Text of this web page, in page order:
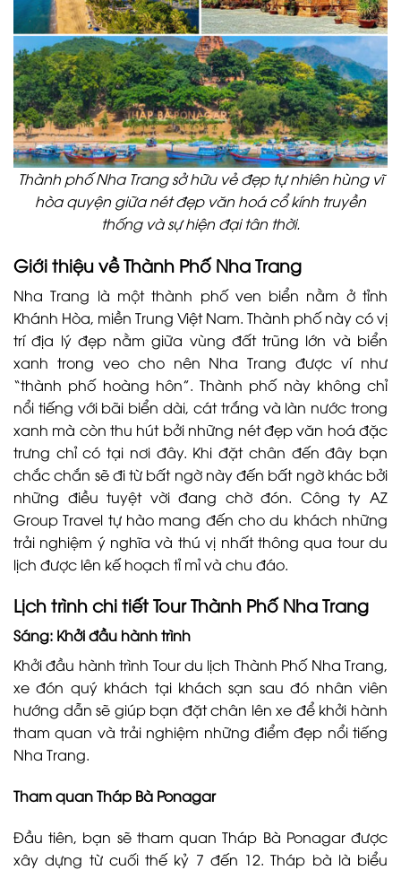
Thành phố Nha Trang sở hữu vẻ đẹp tự nhiên hùng vĩ
hòa quyện giữa nét đẹp văn hoá cổ kính truyền
thống và sự hiện đại tân thời.
Giới thiệu về Thành Phố Nha Trang
Nha Trang là một thành phố ven biển nằm ở tỉnh
Khánh Hòa, miền Trung Việt Nam. Thành phố này có vị
trí địa lý đẹp nằm giữa vùng đất trũng lớn và biển
xanh trong veo cho nên Nha Trang được ví như
“thành phố hoàng hôn”. Thành phố này không chỉ
nổi tiếng với bãi biển dài, cát trắng và làn nước trong
xanh mà còn thu hút bởi những nét đẹp văn hoá đặc
trưng chỉ có tại nơi đây. Khi đặt chân đến đây bạn
chắc chắn sẽ đi từ bất ngờ này đến bất ngờ khác bởi
những điều tuyệt vời đang chờ đón. Công ty AZ
Group Travel tự hào mang đến cho du khách những
trải nghiệm ý nghĩa và thú vị nhất thông qua tour du
lịch được lên kế hoạch tỉ mỉ và chu đáo.
Lịch trình chi tiết Tour Thành Phố Nha Trang
Sáng: Khởi đầu hành trình
Khởi đầu hành trình Tour du lịch Thành Phố Nha Trang,
xe đón quý khách tại khách sạn sau đó nhân viên
hướng dẫn sẽ giúp bạn đặt chân lên xe để khởi hành
tham quan và trải nghiệm những điểm đẹp nổi tiếng
Nha Trang.
Tham quan Tháp Bà Ponagar
Đầu tiên, bạn sẽ tham quan Tháp Bà Ponagar được
xây dựng từ cuối thế kỷ 7 đến 12. Tháp bà là biểu